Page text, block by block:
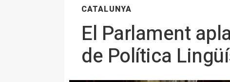
CATALUNYA
El Parlament
de Política